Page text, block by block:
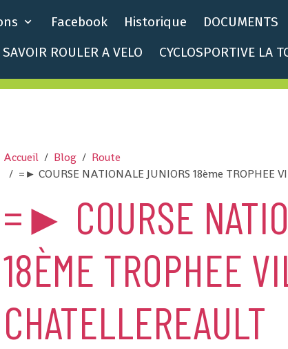
Facebook Historique DOCUMENTS
ROULER A VELO
CYCLOSPORTIVE LA
Accueil Blog
Route
=► COURSE NATIONALE JUNIORS 18ème TROPHEE
=► COURSE
18ÈME TROPHEE
CHATELLEREAULT